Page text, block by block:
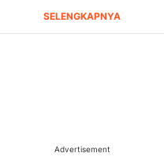
Advertisement